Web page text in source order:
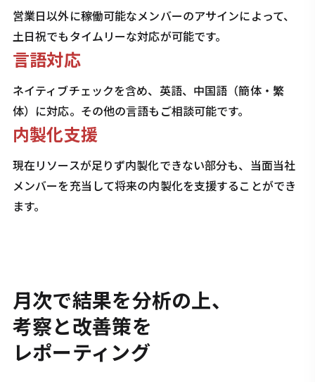
営業日以外に稼働可能なメンバーのアサインによって、
土日祝でもタイムリーな対応が可能です。
言語対応
ネイティブチェックを含め、英語、中国語（簡体・繁
体）に対応。その他の言語もご相談可能です。
内製化支援
現在リソースが足りず内製化できない部分も、当面当社
メンバーを充当して将来の内製化を支援することができ
ます。
月次で結果を分析の上、
考察と改善策を
レポーティング